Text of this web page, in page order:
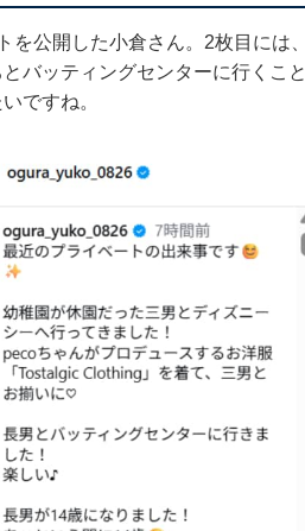
公開した小倉さん。2枚目には、
バッティングセンターに行くこと
ですね。